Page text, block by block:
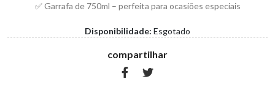
✅ Garrafa de 750ml – perfeita para ocasiões especiais
Disponibilidade: Esgotado
compartilhar